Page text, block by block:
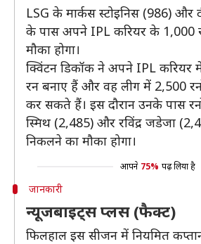
LSG के मार्कस स्टोइनिस (986) और
के पास अपने IPL करियर के 1,000
मौका होगा।
क्विंटन डिकॉक ने अपने IPL
रन बनाए हैं और वह लीग में 2,500
कर सकते हैं। इस दौरान उनके पास
स्मिथ (2,485) और रविंद्र जडेजा
निकलने का मौका होगा।
आपने 75% पढ़ लिया है
जानकारी
न्यूजबाइट्स प्लस (फैक्ट)
फिलहाल इस सीजन में नियमित